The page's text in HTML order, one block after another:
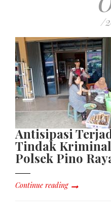
/
Antisipasi
Tindak
Polsek Pino
Continue reading